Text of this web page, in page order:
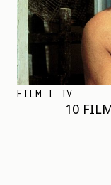
FILM I TV
10